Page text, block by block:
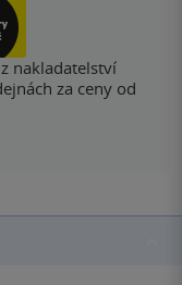
nakladatelství
za ceny od